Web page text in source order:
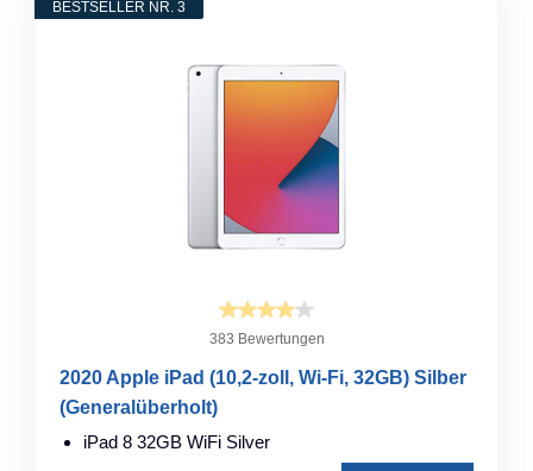
BESTSELLER NR. 3
383 Bewertungen
2020 Apple iPad (10,2-zoll, Wi-Fi, 32GB) Silber
(Generalüberholt)
iPad 8 32GB WiFi Silver